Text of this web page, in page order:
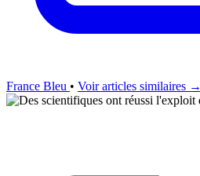
France Bleu • Voir articles similaires →